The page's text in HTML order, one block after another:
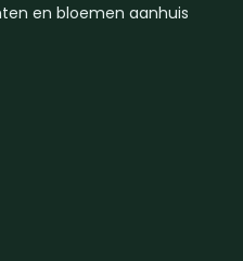
en bloemen aanhuis